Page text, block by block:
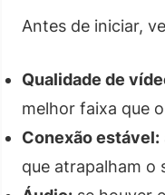
Antes de iniciar,
Qualidade de
melhor faixa que
Conexão estável:
que atrapalham o